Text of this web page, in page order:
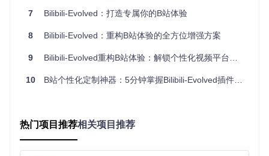
用户痛点
B站内容流中存在大量低质量推荐、重复信息和广告内容，传
频繁手动操作才能维持浏览体验，效率低下且效果有限。
体大小等多维度条件组合。技术上采用Web Worker进行后台
7 Bilibili-Evolved：打造专属你的B站体验
8 Bilibili-Evolved：重构B站体验的全方位增强方案
9 Bilibili-Evolved重构B站体验：解锁个性化视频平台新范式
10 B站个性化定制神器：5分钟掌握Bilibili-Evolved插件玩法
热门项目推荐相关项目推荐